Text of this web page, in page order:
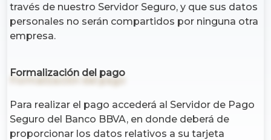
través de nuestro Servidor Seguro, y que sus datos
personales no serán compartidos por ninguna otra
empresa.
Formalización del pago
Para realizar el pago accederá al Servidor de Pago
Seguro del Banco BBVA, en donde deberá de
proporcionar los datos relativos a su tarjeta